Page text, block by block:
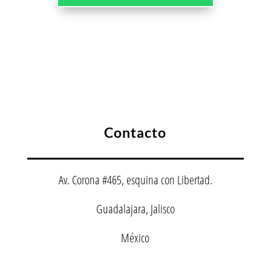
Contacto
Av. Corona #465, esquina con Libertad.
Guadalajara, Jalisco
México